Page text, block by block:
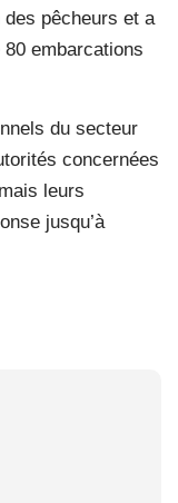
pêcheurs et a
80 embarcations
du secteur
concernées
leurs
jusqu’à